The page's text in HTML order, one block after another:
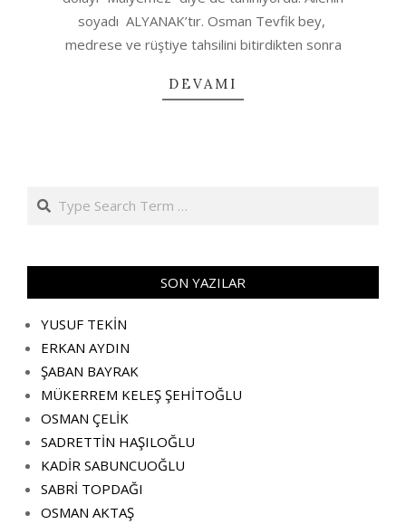
soyadı ALYANAK’tır. Osman Tevfik bey,
medrese ve rüştiye tahsilini bitirdikten sonra
DEVAMI
Search
SON YAZILAR
YUSUF TEKİN
ERKAN AYDIN
ŞABAN BAYRAK
MÜKERREM KELEŞ ŞEHİTOĞLU
OSMAN ÇELİK
SADRETTİN HAŞILOĞLU
KADİR SABUNCUOĞLU
SABRİ TOPDAĞI
OSMAN AKTAŞ